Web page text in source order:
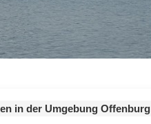
in der Umgebung Offenburg